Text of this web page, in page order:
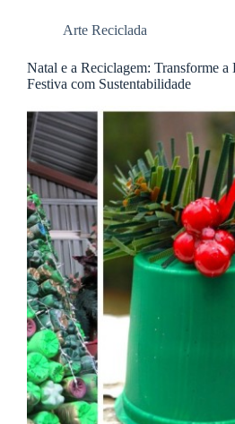
Arte Reciclada
Natal e a Reciclagem: Transforme a
Festiva com Sustentabilidade